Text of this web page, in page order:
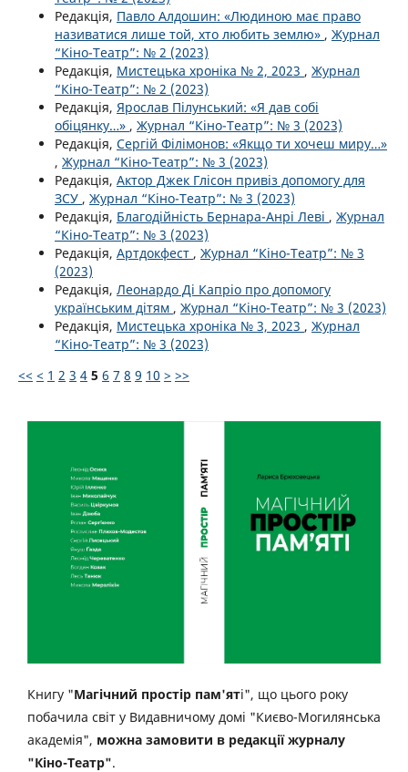
Редакція, Павло Алдошин: «Людиною має право
називатися лише той, хто любить землю» , Журнал
“Кіно-Театр”: № 2 (2023)
Редакція, Мистецька хроніка № 2, 2023 , Журнал
“Кіно-Театр”: № 2 (2023)
Редакція, Ярослав Пілунський: «Я дав собі
обіцянку…» , Журнал “Кіно-Театр”: № 3 (2023)
Редакція, Сергій Філімонов: «Якщо ти хочеш миру…»
, Журнал “Кіно-Театр”: № 3 (2023)
Редакція, Актор Джек Глісон привіз допомогу для
ЗСУ , Журнал “Кіно-Театр”: № 3 (2023)
Редакція, Благодійність Бернара-Анрі Леві , Журнал
“Кіно-Театр”: № 3 (2023)
Редакція, Артдокфест , Журнал “Кіно-Театр”: № 3
(2023)
Редакція, Леонардо Ді Капріо про допомогу
українським дітям , Журнал “Кіно-Театр”: № 3 (2023)
Редакція, Мистецька хроніка № 3, 2023 , Журнал
“Кіно-Театр”: № 3 (2023)
<< < 1 2 3 4 5 6 7 8 9 10 > >>
Книгу "Магічний простір пам'яті", що цього року
побачила світ у Видавничому домі "Києво-Могилянська
академія", можна замовити в редакції журналу
"Кіно-Театр".